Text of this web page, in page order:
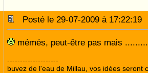
Posté le 29-07-2009 à
mémés, peut-être pas mais
--------------------
buvez de l'eau de Millau, vos idées seront